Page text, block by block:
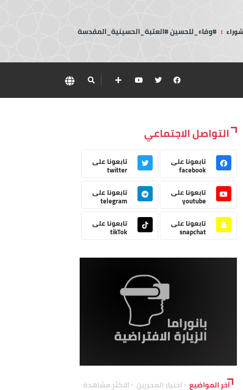
: #وفاء_للحسين #العتبة_الحسينية_المقدسة
التواصل الاجتماعي
تابعونا على
facebook
تابعونا على
twitter
تابعونا على
youtube
تابعونا على
telegram
تابعونا على
snapchat
تابعونا على
tikTok
آخر المواضيع اختيار المحررين الاكثر مشاهدة